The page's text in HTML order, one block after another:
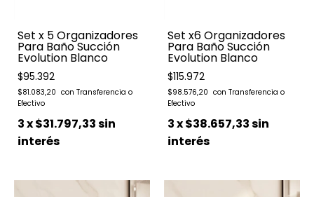
Set x 5 Organizadores
Para Baño Succión
Evolution Blanco
$95.392
$81.083,20
3x$31.797,33sin
interés
Set x6 Organizadores
Para Baño Succión
Evolution Blanco
$115.972
$98.576,20
3x$38.657,33sin
interés